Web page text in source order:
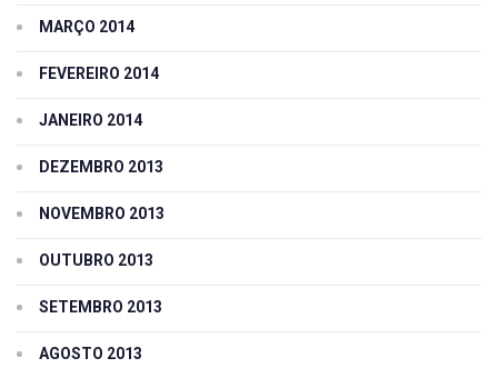
MARÇO 2014
FEVEREIRO 2014
JANEIRO 2014
DEZEMBRO 2013
NOVEMBRO 2013
OUTUBRO 2013
SETEMBRO 2013
AGOSTO 2013